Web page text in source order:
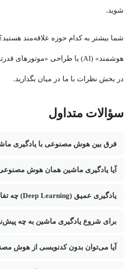
شوید.
شما بیشتر به کدام حوزه علاقه‌مند
در بخش نظرات با ما در میان بگذارید.
سؤالات متداول
فرق بین هوش مصنوعی با یادگیری
آیا یادگیری ماشین همان هوش
یادگیری عمیق (Deep Learning) چه تفاوتی با این دو دارد؟
برای شروع یادگیری ماشین به چه
آیا می‌توان بدون کدنویسی از هوش